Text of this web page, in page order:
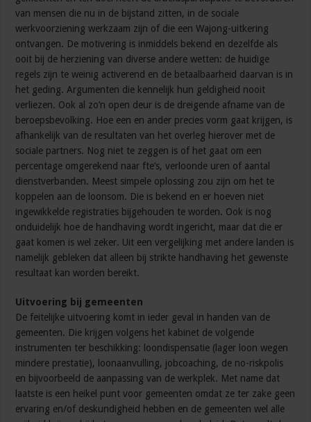
van mensen die nu in de bijstand zitten, in de sociale
werkvoorziening werkzaam zijn of die een Wajong-uitkering
ontvangen. De motivering is inmiddels bekend en dezelfde als
ooit bij de herziening van diverse andere wetten: de huidige
regels zijn te weinig activerend en de betaalbaarheid daarvan is in
het geding. Argumenten die kennelijk hun geldigheid nooit
verliezen. Ook al zo’n open deur is de dreigende afname van de
beroepsbevolking. Hoe een en ander precies vorm gaat krijgen, is
afhankelijk van de resultaten van het overleg hierover met de
sociale partners. Nog niet te zeggen is of het gaat om een
percentage omgerekend naar fte’s, verloonde uren of aantal
dienstverbanden. Meest simpele oplossing zou zijn om het te
koppelen aan de loonsom. Die is bekend en er hoeven niet
ingewikkelde registraties bijgehouden te worden. Ook is nog
onduidelijk hoe de handhaving wordt ingericht, maar dat die er
gaat komen is wel zeker. Uit een vergelijking met andere landen is
namelijk gebleken dat alleen bij strikte handhaving het gewenste
resultaat kan worden bereikt.
Uitvoering bij gemeenten
De feitelijke uitvoering komt in ieder geval in handen van de
gemeenten. Die krijgen volgens het kabinet de volgende
instrumenten ter beschikking: loondispensatie (lager loon wegen
mindere prestatie), loonaanvulling, jobcoaching, de no-riskpolis
en bijvoorbeeld de aanpassing van de werkplek. Met name dat
laatste is een heikel punt voor gemeenten omdat ze ter zake geen
ervaring en/of deskundigheid hebben en de gemeenten wel alle